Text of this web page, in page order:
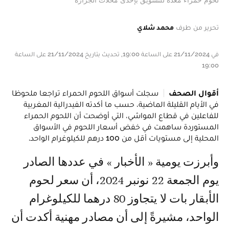
تحرير من طرف محمد شلاي
في 21/11/2024 على الساعة 19:00, تحديث بتاريخ 21/11/2024 على الساعة
19:00
أقوال الصحف
سجلت أسواق اللحوم الحمراء تراجعا ملحوظا
في الأيام القليلة الماضية، حسب ما أكدته الفيدرالية المغربية
للفاعلين في قطاع المواشي، التي أوضحت أن اللحوم الحمراء
المستوردة ساهمت في خفض أسعار اللحوم في الأسواق
المحلية إلى مستويات أقل من 100 درهم للكيلوغرام الواحد.
وأبرزت يومية « الأخبار » في عددها الصادر
يوم الجمعة 22 نونبر 2024، أن سعر لحوم
الأبقار بات لا يتجاوز 80 درهما للكيلوغرام
الواحد، مشيرةً إلى أن مصادر مهنية أكدت أن